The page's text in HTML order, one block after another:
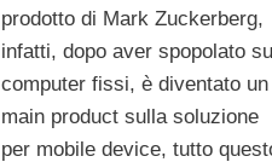
prodotto di Mark Zuckerberg,
infatti, dopo aver spopolato
computer fissi, è diventato un
main product sulla soluzione
per mobile device, tutto